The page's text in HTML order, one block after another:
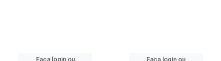
Faça login ou Faça login ou